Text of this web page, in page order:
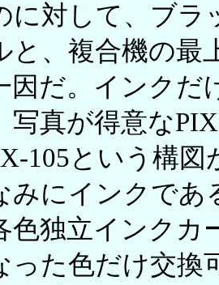
に対して、ブラ
と、複合機の最
因だ。インクだ
写真が得意な
105という構図
にインクであ
色独立インク
った色だけ交換